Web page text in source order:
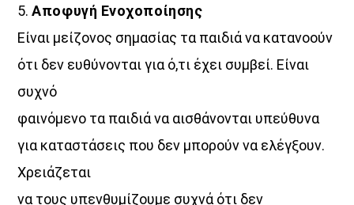
5.Αποφυγή Ενοχοποίησης
Είναι μείζονος σημασίας τα παιδιά να κατανοούν
ότι δεν ευθύνονται για ό,τι έχει συμβεί. Είναι
συχνό
φαινόμενο τα παιδιά να αισθάνονται υπεύθυνα
για καταστάσεις που δεν μπορούν να ελέγξουν.
Χρειάζεται
να τους υπενθυμίζουμε συχνά ότι δεν